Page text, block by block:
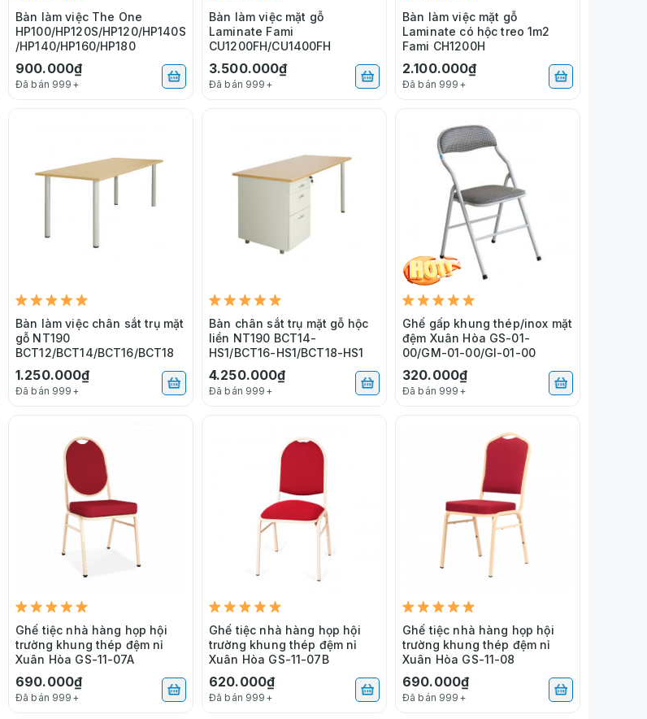
Bàn làm việc The One
HP100/HP120S/HP120/HP140S
/HP140/HP160/HP180
900.000₫
Đã bán 999+
Bàn làm việc mặt gỗ
Laminate Fami
CU1200FH/CU1400FH
3.500.000₫
Đã bán 999+
Bàn làm việc mặt gỗ
Laminate có hộc treo 1m2
Fami CH1200H
2.100.000₫
Đã bán 999+
Bàn làm việc chân sắt trụ mặt
gỗ NT190
BCT12/BCT14/BCT16/BCT18
1.250.000₫
Đã bán 999+
Bàn chân sắt trụ mặt gỗ hộc
liền NT190 BCT14-
HS1/BCT16-HS1/BCT18-HS1
4.250.000₫
Đã bán 999+
Ghế gấp khung thép/inox mặt
đệm Xuân Hòa GS-01-
00/GM-01-00/GI-01-00
320.000₫
Đã bán 999+
Ghế tiệc nhà hàng họp hội
trường khung thép đệm nỉ
Xuân Hòa GS-11-07A
690.000₫
Đã bán 999+
Ghế tiệc nhà hàng họp hội
trường khung thép đệm nỉ
Xuân Hòa GS-11-07B
620.000₫
Đã bán 999+
Ghế tiệc nhà hàng họp hội
trường khung thép đệm nỉ
Xuân Hòa GS-11-08
690.000₫
Đã bán 999+